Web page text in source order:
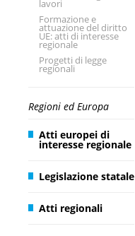
lavori
Formazione e
attuazione del diritto
UE: atti di interesse
regionale
Progetti di legge
regionali
Regioni ed Europa
Atti europei di
interesse regionale
Legislazione statale
Atti regionali